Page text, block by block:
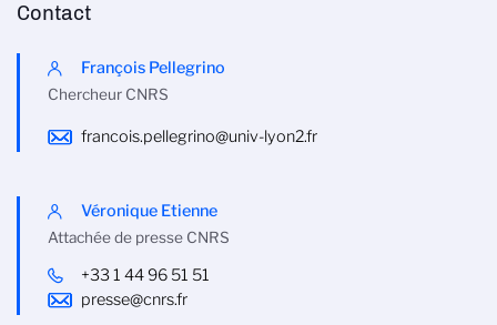
Contact
François Pellegrino
Chercheur CNRS
francois.pellegrino@univ-lyon2.fr
Véronique Etienne
Attachée de presse CNRS
+33 1 44 96 51 51
presse@cnrs.fr